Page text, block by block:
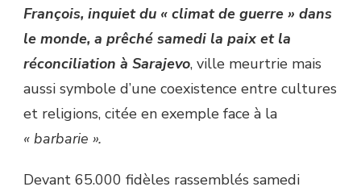
François, inquiet du « climat de guerre » dans
le monde, a prêché samedi la paix et la
réconciliation à Sarajevo, ville meurtrie mais
aussi symbole d’une coexistence entre cultures
et religions, citée en exemple face à la
« barbarie ».
Devant 65.000 fidèles rassemblés samedi